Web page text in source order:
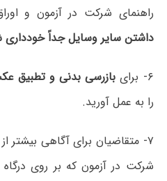
راهنمای شرکت در آزمون و
داشتن سایر وسایل جداً خودداری
۶- برای بازرسی بدنی و تطبیق
را به عمل آورید.
۷- متقاضیان برای آگاهی بیشتر
شرکت در آزمون که بر روی درگاه